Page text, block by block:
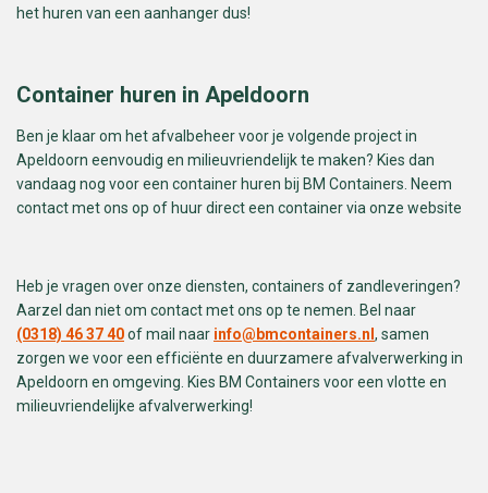
het huren van een aanhanger dus!
Container huren in Apeldoorn
Ben je klaar om het afvalbeheer voor je volgende project in
Apeldoorn eenvoudig en milieuvriendelijk te maken? Kies dan
vandaag nog voor een container huren bij BM Containers. Neem
contact met ons op of huur direct een container via onze website
Heb je vragen over onze diensten, containers of zandleveringen?
Aarzel dan niet om contact met ons op te nemen. Bel naar
(0318) 46 37 40of mail naar info@bmcontainers.nl , samen
zorgen we voor een efficiënte en duurzamere afvalverwerking in
Apeldoorn en omgeving. Kies BM Containers voor een vlotte en
milieuvriendelijke afvalverwerking!